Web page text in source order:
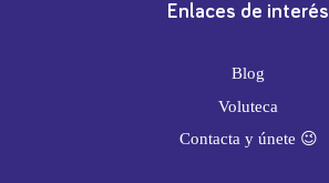
Enlaces de interés
Blog
Voluteca
Contacta y únete 😉